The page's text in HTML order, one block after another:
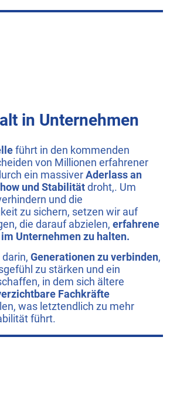
in Unternehmen
führt in den kommenden
von Millionen erfahrener
ein massiverAderlass an
und Stabilitätdroht,. Um
und die
zu sichern, setzen wir auf
die darauf abzielen, erfahrene
Unternehmen zu halten.
Generationen zu verbinden,
zu stärken und ein
in dem sich ältere
Fachkräfte
was letztendlich zu mehr
führt.